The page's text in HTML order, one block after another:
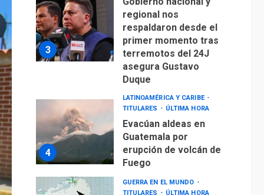
4
LATINOAMÉRICA Y CARIBE
TITULARES
ÚLTIMA HORA
Evacúan aldeas en
Guatemala por
erupción de volcán de
Fuego
TITULARES
ÚLTIMA HORA
«muy pronto» sobre
Ormuz
REGIONALES
Guardia Nacional